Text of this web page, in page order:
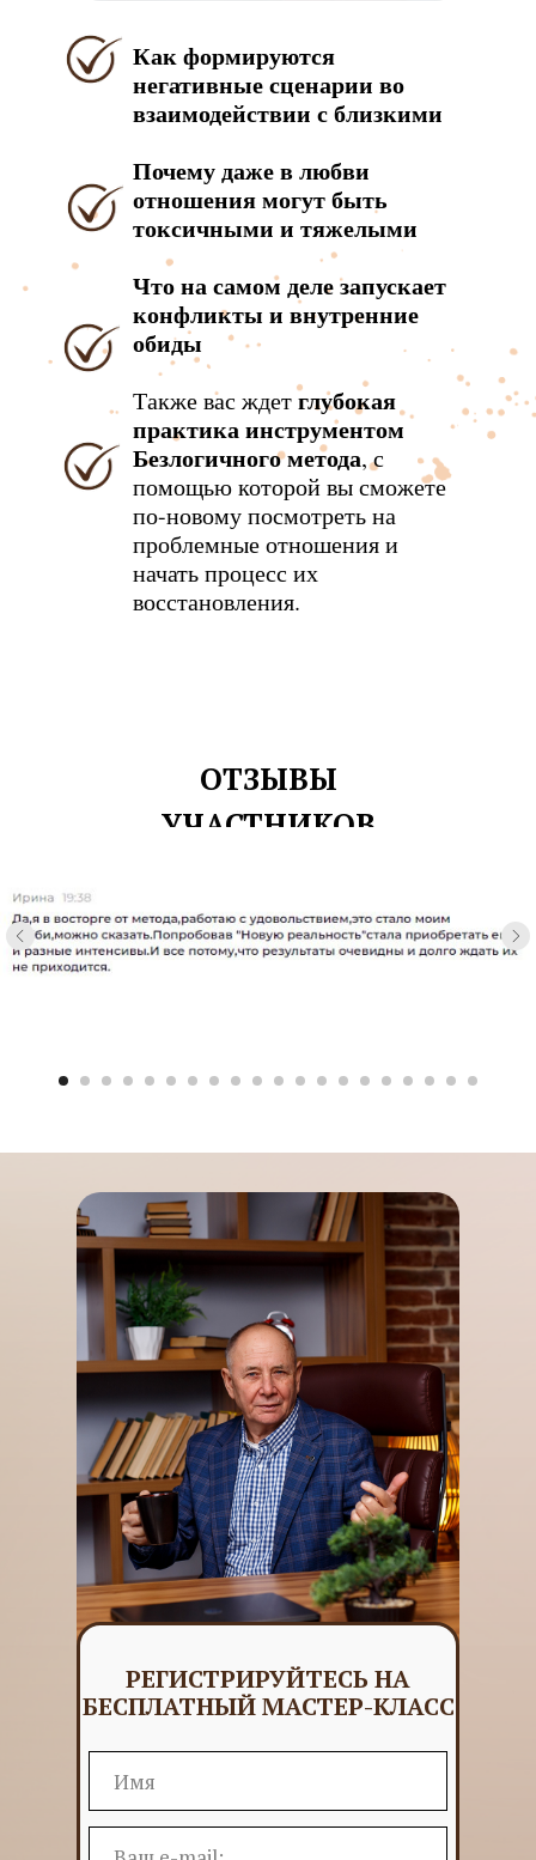
Как формируются
негативные сценарии во
взаимодействии с близкими
Почему даже в любви
отношения могут быть
токсичными и тяжелыми
Что на самом деле запускает
конфликты и внутренние
обиды
Также вас ждетглубокая
практика инструментом
Безлогичного метода, с
помощью которой вы сможете
по-новому посмотреть на
проблемные отношения и
начать процесс их
восстановления.
ОТЗЫВЫ
УЧАСТНИКОВ
РЕГИСТРИРУЙТЕСЬ НА
БЕСПЛАТНЫЙ МАСТЕР-КЛАСС